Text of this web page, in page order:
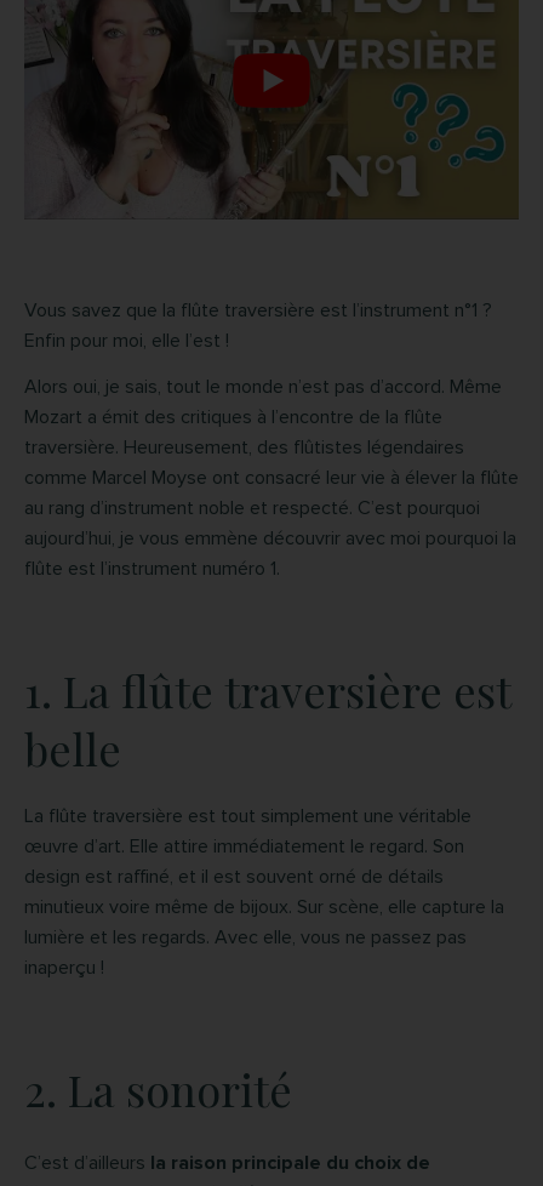
Vous savez que la flûte traversière est l’instrument n°1 ?
Enfin pour moi, elle l’est !
Alors oui, je sais, tout le monde n’est pas d’accord. Même
Mozart a émit des critiques à l’encontre de la flûte
traversière. Heureusement, des flûtistes légendaires
comme Marcel Moyse ont consacré leur vie à élever la flûte
au rang d’instrument noble et respecté. C’est pourquoi
aujourd’hui, je vous emmène découvrir avec moi pourquoi la
flûte est l’instrument numéro 1.
1. La flûte traversière est
belle
La flûte traversière est tout simplement une véritable
œuvre d’art. Elle attire immédiatement le regard. Son
design est raffiné, et il est souvent orné de détails
minutieux voire même de bijoux. Sur scène, elle capture la
lumière et les regards. Avec elle, vous ne passez pas
inaperçu !
2. La sonorité
C’est d’ailleurs la raison principale du choix de